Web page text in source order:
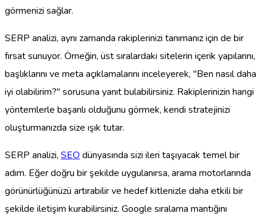
görmenizi sağlar.
SERP analizi, aynı zamanda rakiplerinizi tanımanız için de bir
fırsat sunuyor. Örneğin, üst sıralardaki sitelerin içerik yapılarını,
başlıklarını ve meta açıklamalarını inceleyerek, "Ben nasıl daha
iyi olabilirim?" sorusuna yanıt bulabilirsiniz. Rakiplerinizin hangi
yöntemlerle başarılı olduğunu görmek, kendi stratejinizi
oluşturmanızda size ışık tutar.
SERP analizi, SEO dünyasında sizi ileri taşıyacak temel bir
adım. Eğer doğru bir şekilde uygulanırsa, arama motorlarında
görünürlüğünüzü artırabilir ve hedef kitlenizle daha etkili bir
şekilde iletişim kurabilirsiniz. Google sıralama mantığını